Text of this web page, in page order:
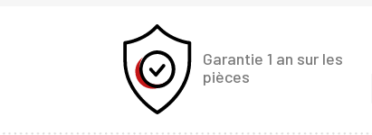
Garantie 1 an sur les
pièces